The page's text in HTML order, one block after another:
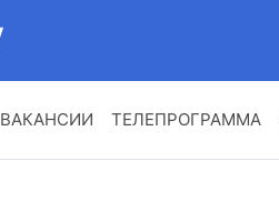
ВАКАНСИИ ТЕЛЕПРОГРАММА